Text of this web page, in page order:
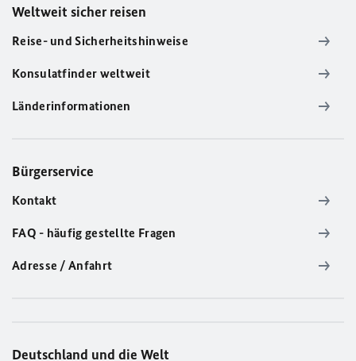
Weltweit sicher reisen
Reise- und Sicherheitshinweise
Konsulatfinder weltweit
Länderinformationen
Bürgerservice
Kontakt
FAQ - häufig gestellte Fragen
Adresse / Anfahrt
Deutschland und die Welt